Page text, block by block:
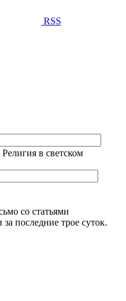
RSS
Религия в светском
со статьями
последние трое суток.